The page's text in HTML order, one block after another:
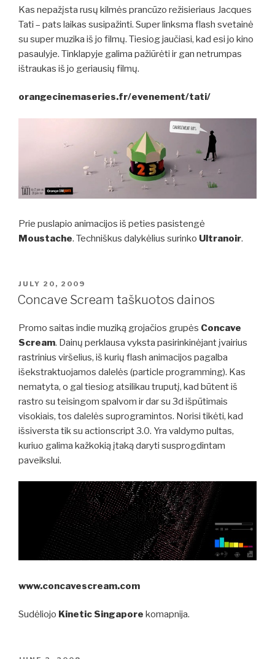
Kas nepažįsta rusų kilmės prancūzo režisieriaus Jacques
Tati – pats laikas susipažinti. Super linksma flash svetainė
su super muzika iš jo filmų. Tiesiog jaučiasi, kad esi jo kino
pasaulyje. Tinklapyje galima pažiūrėti ir gan netrumpas
ištraukas iš jo geriausių filmų.
orangecinemaseries.fr/evenement/tati/
Prie puslapio animacijos iš peties pasistengė
Moustache. Techniškus dalykėlius surinko Ultranoir.
POSTED
ON
JULY 20, 2009
Concave Scream taškuotos dainos
Promo saitas indie muziką grojačios grupės Concave
Scream. Dainų perklausa vyksta pasirinkinėjant įvairius
rastrinius viršelius, iš kurių flash animacijos pagalba
išekstraktuojamos dalelės (particle programming). Kas
nematyta, o gal tiesiog atsilikau truputį, kad būtent iš
rastro su teisingom spalvom ir dar su 3d išpūtimais
visokiais, tos dalelės suprogramintos. Norisi tikėti, kad
išsiversta tik su actionscript 3.0. Yra valdymo pultas,
kuriuo galima kažkokią įtaką daryti susprogdintam
paveikslui.
www.concavescream.com
Sudėliojo Kinetic Singapore komapnija.